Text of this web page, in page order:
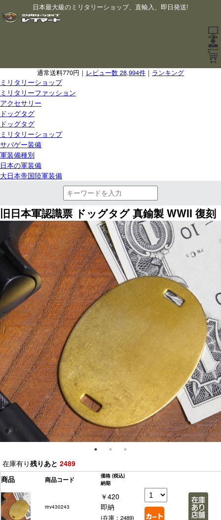
日本最大級のミリタリーショップ、直輸入、即日発送!
通常送料770円｜ レビュー数 28,994件 ｜ ランキング
ミリタリーショップ
ミリタリーファッション
アクセサリー
ドッグタグ
ドッグタグ
ミリタリーショップ
サバゲー装備
軍装備種別
日本の軍装備
大日本帝国陸軍装備
旧日本軍認識票 ドッグタグ 真鍮製 WWII 復刻
在庫有り残りあと 2489
商品
商品コード 価格 (税込)
納期
rev430243
￥420
即納
(在庫：2489)